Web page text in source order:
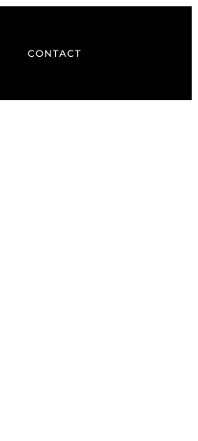
CONTACT